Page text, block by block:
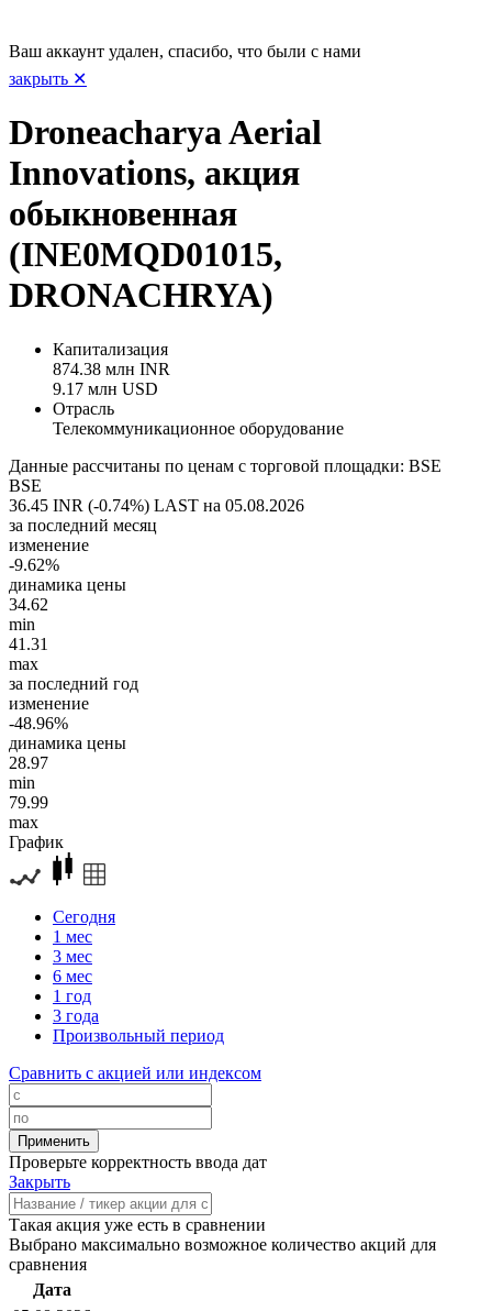
Ваш аккаунт удален, спасибо, что были с нами
закрыть ✕
Droneacharya Aerial
Innovations, акция
обыкновенная
(INE0MQD01015,
DRONACHRYA)
Капитализация
874.38 млн INR
9.17 млн USD
Отрасль
Телекоммуникационное оборудование
Данные рассчитаны по ценам с торговой площадки: BSE
BSE
36.45 INR (-0.74%) LAST на 05.08.2026
за последний месяц
изменение
-9.62%
динамика цены
34.62
min
41.31
max
за последний год
изменение
-48.96%
динамика цены
28.97
min
79.99
max
График
Сегодня
1 мес
3 мес
6 мес
1 год
3 года
Произвольный период
Сравнить с акцией или индексом
Проверьте корректность ввода дат
Закрыть
Такая акция уже есть в сравнении
Выбрано максимально возможное количество акций для
сравнения
Дата